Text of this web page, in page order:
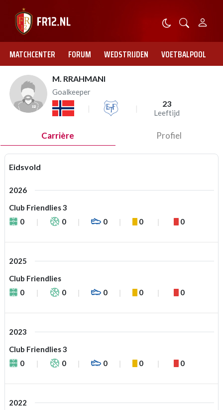
MATCHCENTER FORUM WEDSTRIJDEN VOETBALPOOL
M. RRAHMANI
Goalkeeper
23
Leeftijd
Carrière Profiel
Eidsvold
2026
Club Friendlies 3
0
0 0 0 0
2025
Club Friendlies
0
0 0 0 0
2023
Club Friendlies 3
0
0 0 0 0
2022